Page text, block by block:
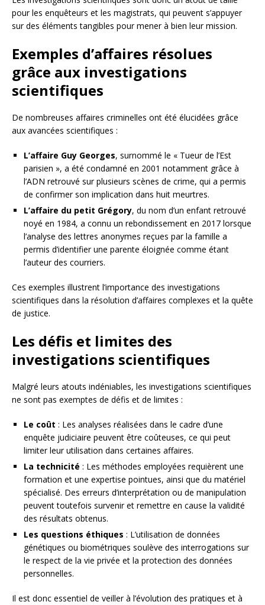
pour les enquêteurs et les magistrats, qui peuvent s’appuyer
sur des éléments tangibles pour mener à bien leur mission.
Exemples d’affaires résolues
grâce aux investigations
scientifiques
De nombreuses affaires criminelles ont été élucidées grâce
aux avancées scientifiques :
L’affaire Guy Georges, surnommé le « Tueur de l’Est
parisien », a été condamné en 2001 notamment grâce à
l’ADN retrouvé sur plusieurs scènes de crime, qui a permis
de confirmer son implication dans huit meurtres.
L’affaire du petit Grégory, du nom d’un enfant retrouvé
noyé en 1984, a connu un rebondissement en 2017 lorsque
l’analyse des lettres anonymes reçues par la famille a
permis d’identifier une parente éloignée comme étant
l’auteur des courriers.
Ces exemples illustrent l’importance des investigations
scientifiques dans la résolution d’affaires complexes et la quête
de justice.
Les défis et limites des
investigations scientifiques
Malgré leurs atouts indéniables, les investigations scientifiques
ne sont pas exemptes de défis et de limites :
Le coût : Les analyses réalisées dans le cadre d’une
enquête judiciaire peuvent être coûteuses, ce qui peut
limiter leur utilisation dans certaines affaires.
La technicité : Les méthodes employées requièrent une
formation et une expertise pointues, ainsi que du matériel
spécialisé. Des erreurs d’interprétation ou de manipulation
peuvent toutefois survenir et remettre en cause la validité
des résultats obtenus.
Les questions éthiques : L’utilisation de données
génétiques ou biométriques soulève des interrogations sur
le respect de la vie privée et la protection des données
personnelles.
Il est donc essentiel de veiller à l’évolution des pratiques et à